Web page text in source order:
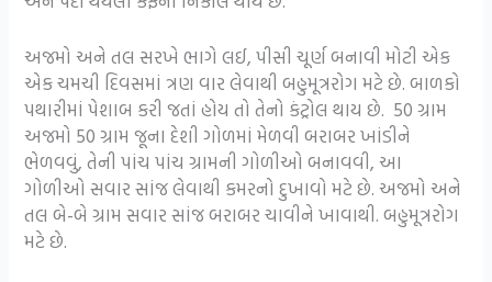
અજમો અને તલ સરખે ભાગે લઈ, પીસી ચૂર્ણ બનાવી મોટી એક
એક ચમચી દિવસમાં ત્રણ વાર લેવાથી બહુમૂત્રરોગ મટે છે. બાળકો
પથારીમાં પેશાબ કરી જતાં હોય તો તેનો કંટ્રોલ થાય છે. 50 ગ્રામ
અજમો 50 ગ્રામ જૂના દેશી ગોળમાં મેળવી બરાબર ખાંડીને
ભેળવવું, તેની પાંચ પાંચ ગ્રામની ગોળીઓ બનાવવી, આ
ગોળીઓ સવાર સાંજ લેવાથી કમરનો દુખાવો મટે છે. અજમો અને
તલ બે-બે ગ્રામ સવાર સાંજ બરાબર ચાવીને ખાવાથી. બહુમૂત્રરોગ
મટે છે.